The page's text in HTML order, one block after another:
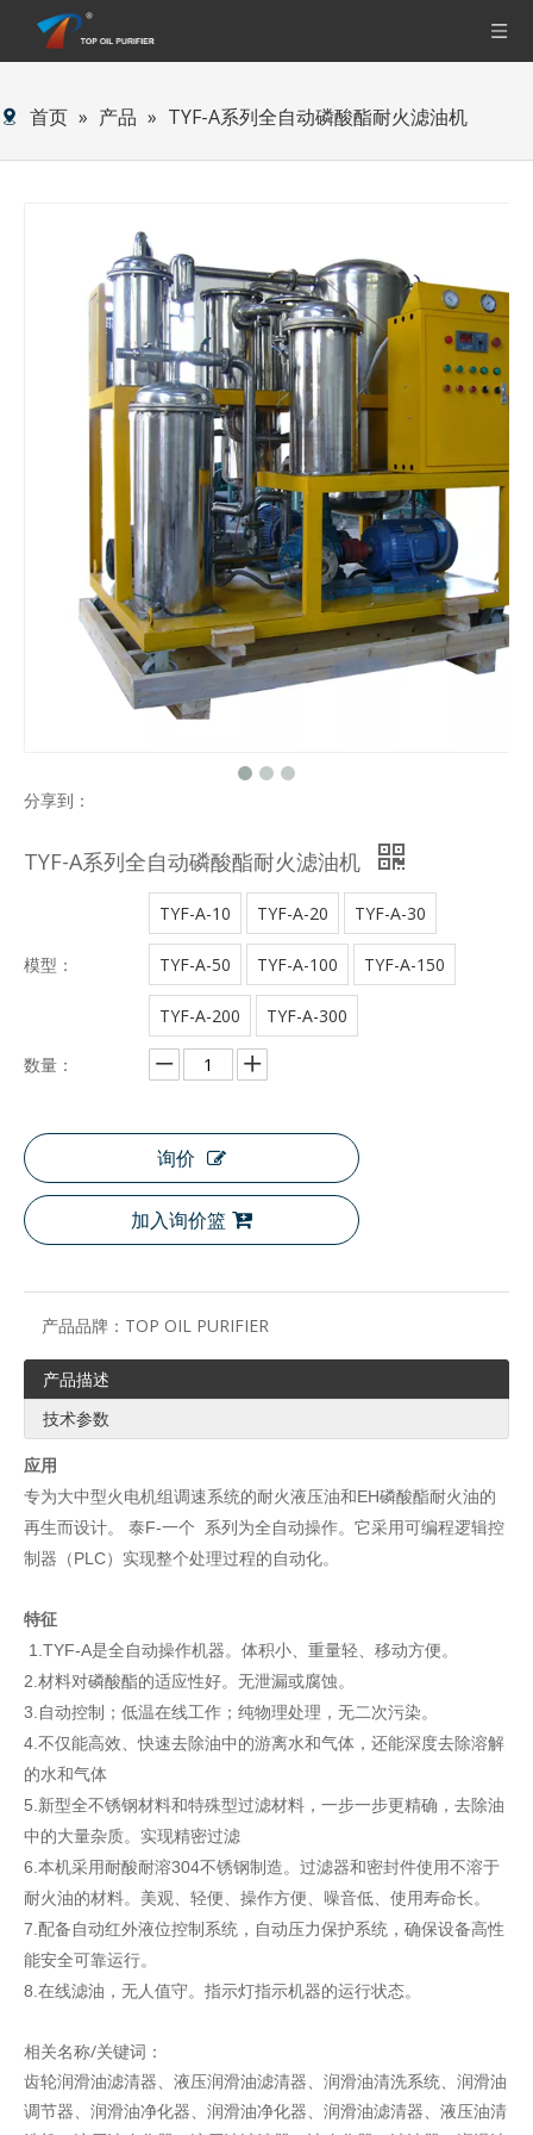
首页 » 产品 » TYF-A系列全自动磷酸酯耐火滤油机
分享到：
TYF-A系列全自动磷酸酯耐火滤油机
模型：
TYF-A-10 TYF-A-20 TYF-A-30
TYF-A-50 TYF-A-100 TYF-A-150
TYF-A-200 TYF-A-300
数量：
询价
加入询价篮
产品品牌： TOP OIL PURIFIER
产品描述
技术参数
应用
专为大中型火电机组调速系统的耐火液压油和EH磷酸酯耐火油的
再生而设计。 泰F-一个 系列为全自动操作。它采用可编程逻辑控
制器（PLC）实现整个处理过程的自动化。
特征
1.TYF-A是全自动操作机器。体积小、重量轻、移动方便。
2.材料对磷酸酯的适应性好。无泄漏或腐蚀。
3.自动控制；低温在线工作；纯物理处理，无二次污染。
4.不仅能高效、快速去除油中的游离水和气体，还能深度去除溶解
的水和气体
5.新型全不锈钢材料和特殊型过滤材料，一步一步更精确，去除油
中的大量杂质。实现精密过滤
6.本机采用耐酸耐溶304不锈钢制造。过滤器和密封件使用不溶于
耐火油的材料。美观、轻便、操作方便、噪音低、使用寿命长。
7.配备自动红外液位控制系统，自动压力保护系统，确保设备高性
能安全可靠运行。
8.在线滤油，无人值守。指示灯指示机器的运行状态。
相关名称/关键词：
齿轮润滑油滤清器、液压润滑油滤清器、润滑油清洗系统、润滑油
调节器、润滑油净化器、润滑油净化器、润滑油滤清器、液压油清